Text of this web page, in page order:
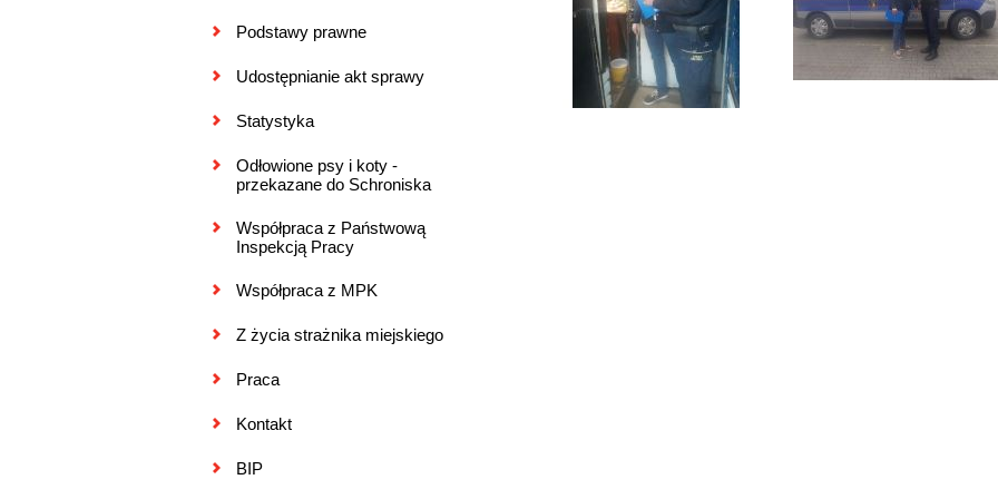
Podstawy prawne
Udostępnianie akt sprawy
Statystyka
Odłowione psy i koty -
przekazane do Schroniska
Współpraca z Państwową
Inspekcją Pracy
Współpraca z MPK
Z życia strażnika miejskiego
Praca
Kontakt
BIP